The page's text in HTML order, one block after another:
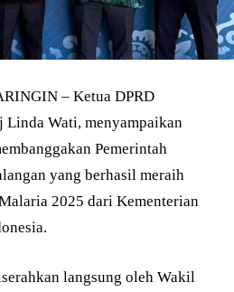
– Ketua DPRD
Linda Wati, menyampaikan
Pemerintah
yang berhasil meraih
2025 dari Kementerian
langsung oleh Wakil